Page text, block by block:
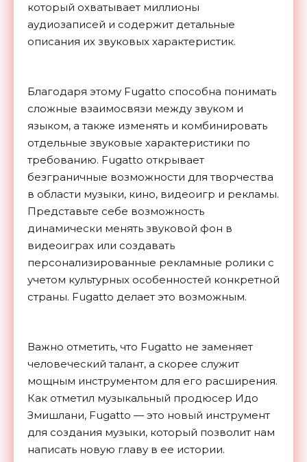
который охватывает миллионы
аудиозаписей и содержит детальные
описания их звуковых характеристик.
Благодаря этому Fugatto способна понимать
сложные взаимосвязи между звуком и
языком, а также изменять и комбинировать
отдельные звуковые характеристики по
требованию. Fugatto открывает
безграничные возможности для творчества
в области музыки, кино, видеоигр и рекламы.
Представьте себе возможность
динамически менять звуковой фон в
видеоиграх или создавать
персонализированные рекламные ролики с
учетом культурных особенностей конкретной
страны. Fugatto делает это возможным.
Важно отметить, что Fugatto не заменяет
человеческий талант, а скорее служит
мощным инструментом для его расширения.
Как отметил музыкальный продюсер Идо
Змишлани, Fugatto — это новый инструмент
для создания музыки, который позволит нам
написать новую главу в ее истории.